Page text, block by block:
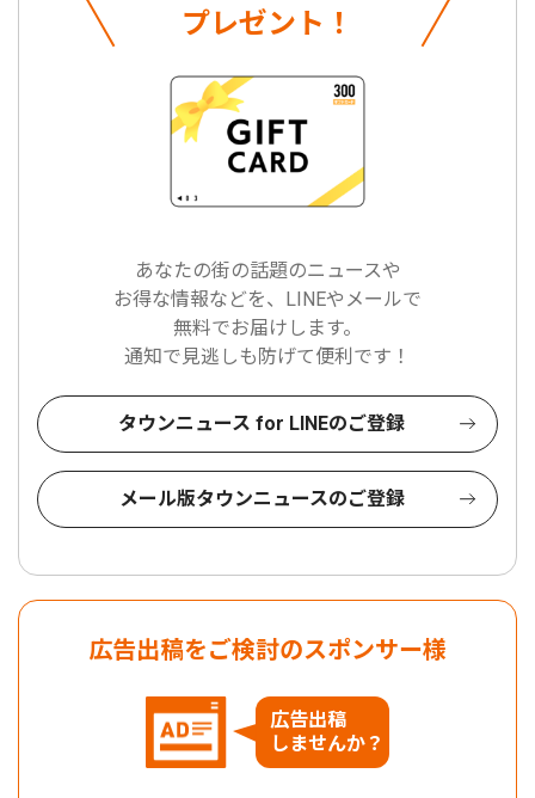
プレゼント！
あなたの街の話題のニュースや
お得な情報などを、LINEやメールで
無料でお届けします。
通知で見逃しも防げて便利です！
タウンニュース for LINEのご登録
メール版タウンニュースのご登録
広告出稿をご検討のスポンサー様
広告出稿
しませんか？